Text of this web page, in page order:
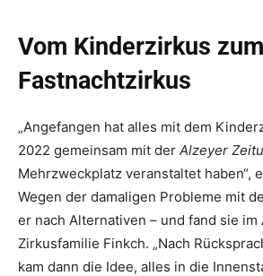
Vom Kinderzirkus zum
Fastnachtzirkus
„Angefangen hat alles mit dem
2022 gemeinsam mit der Alzeyer
Mehrzweckplatz veranstaltet haben“,
Wegen der damaligen Probleme mit
er nach Alternativen – und fand sie
Zirkusfamilie Finkch. „Nach
kam dann die Idee, alles in die